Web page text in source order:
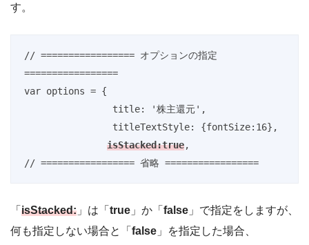
す。
// ================= オプションの指定
=================
var options = {
isStacked:true,
// ================= 省略 =================
「 isStacked: 」は「 true 」か「 false 」で指定をしますが、
何も指定しない場合と「 false 」を指定した場合、